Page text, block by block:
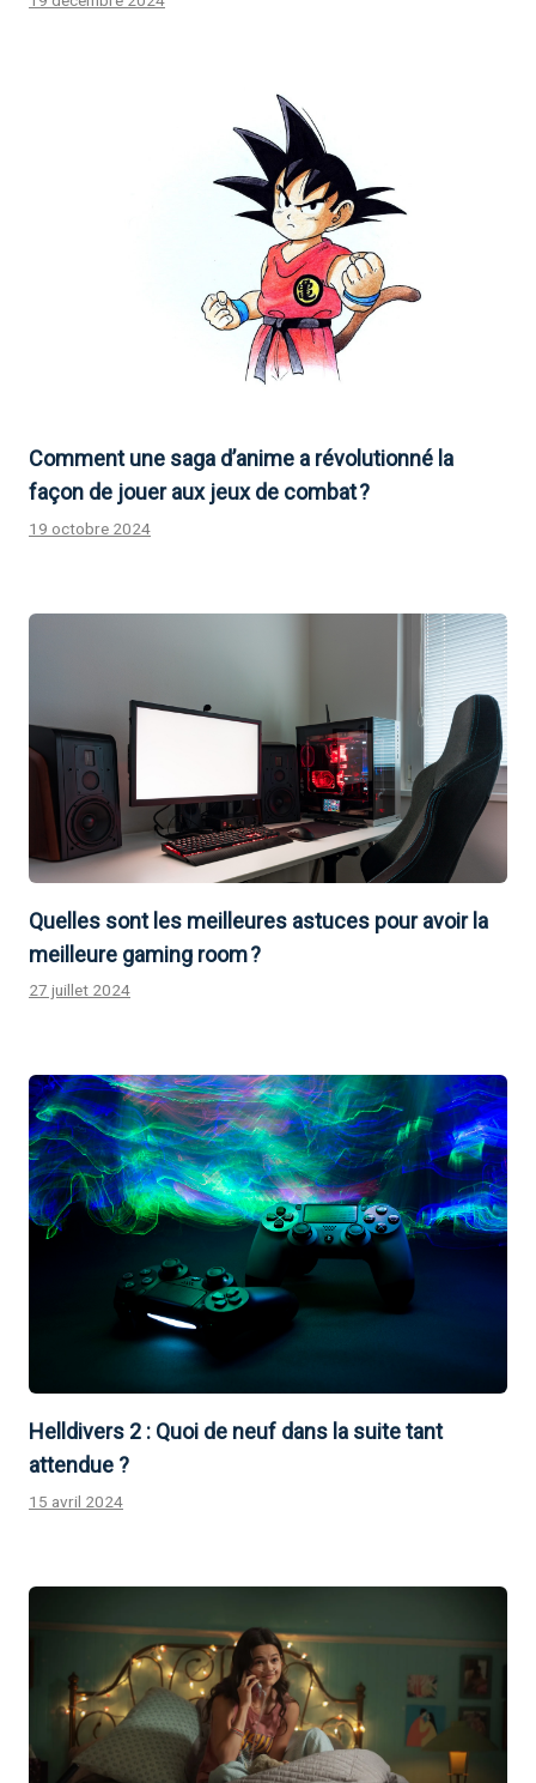
Comment une saga d’anime a révolutionné la
façon de jouer aux jeux de combat ?
19 octobre 2024
Quelles sont les meilleures astuces pour avoir la
meilleure gaming room ?
27 juillet 2024
Helldivers 2 : Quoi de neuf dans la suite tant
attendue ?
15 avril 2024